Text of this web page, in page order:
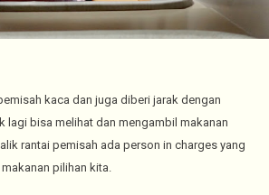
kaca dan juga diberi jarak dengan
lagi bisa melihat dan mengambil makanan
rantai pemisah ada person in charges yang
pilihan kita.